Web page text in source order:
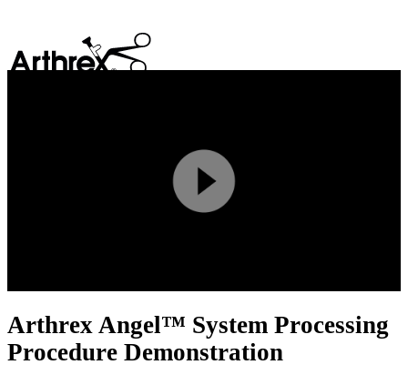
Play
Video
Arthrex Angel™ System Processing
Procedure Demonstration